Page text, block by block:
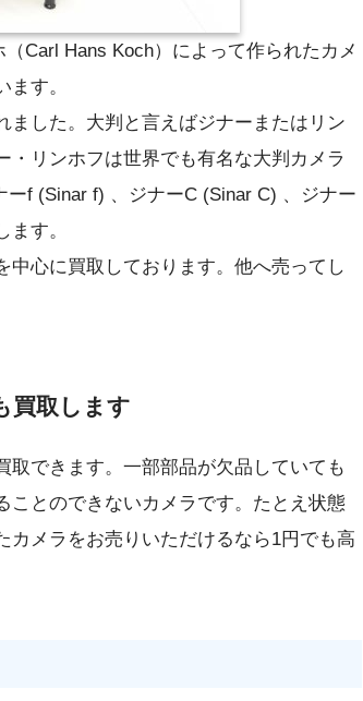
Carl Hans Koch）によって作られたカメ
す。
ました。大判と言えばジナーまたはリン
リンホフは世界でも有名な大判カメラ
f (Sinar f) 、ジナーC (Sinar C) 、ジナー
す。
心に買取しております。他へ売ってし
買取します
取できます。一部部品が欠品していても
ことのできないカメラです。たとえ状態
メラをお売りいただけるなら1円でも高